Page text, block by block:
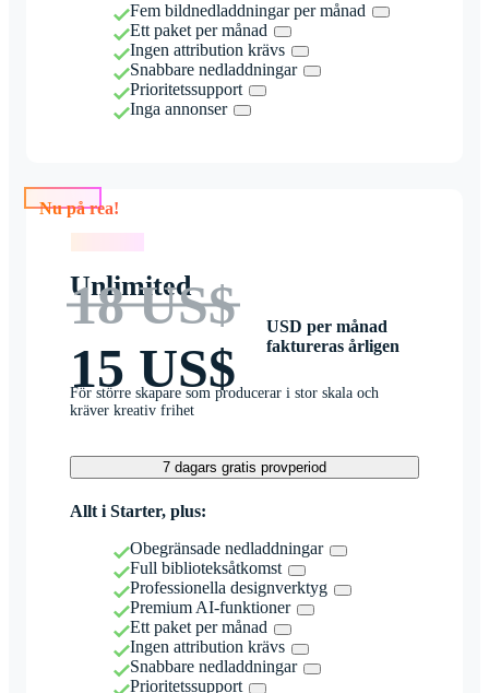
Fem bildnedladdningar per månad
Ett paket per månad
Ingen attribution krävs
Snabbare nedladdningar
Prioritetssupport
Inga annonser
Nu på rea!
Unlimited
18 US$
15 US$
USD per månad
faktureras årligen
För större skapare som producerar i stor skala och
kräver kreativ frihet
7 dagars gratis provperiod
Allt i Starter, plus:
Obegränsade nedladdningar
Full biblioteksåtkomst
Professionella designverktyg
Premium AI-funktioner
Ett paket per månad
Ingen attribution krävs
Snabbare nedladdningar
Prioritetssupport